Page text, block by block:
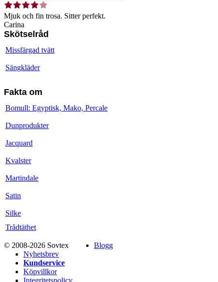
Mjuk och fin trosa. Sitter perfekt.
Carina
Skötselråd
Missfärgad tvätt
Sängkläder
Fakta om
Bomull: Egyptisk, Mako, Percale
Dunprodukter
Jacquard
Kvalster
Martindale
Satin
Silke
Trådtäthet
© 2008-2026 Sovtex
Blogg
Nyhetsbrev
Kundservice
Köpvillkor
Integritetspolicy